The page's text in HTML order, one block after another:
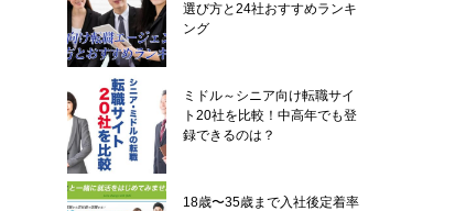
選び方と24社おすすめランキ
ング
ミドル～シニア向け転職サイ
ト20社を比較！中高年でも登
録できるのは？
18歳〜35歳まで入社後定着率